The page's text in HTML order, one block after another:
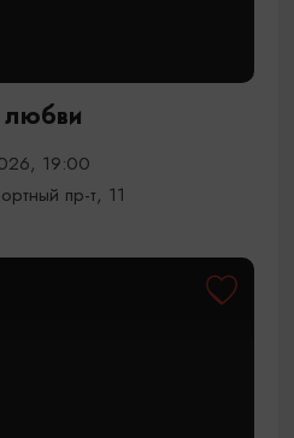
любви
19:00
пр-т, 11